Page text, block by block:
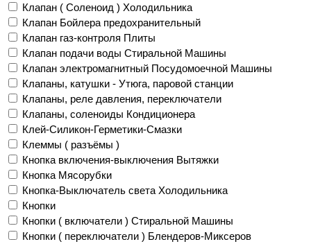
Клапан ( Соленоид ) Холодильника
Клапан Бойлера предохранительный
Клапан газ-контроля Плиты
Клапан подачи воды Стиральной Машины
Клапан электромагнитный Посудомоечной Машины
Клапаны, катушки - Утюга, паровой станции
Клапаны, реле давления, переключатели
Клапаны, соленоиды Кондиционера
Клей-Силикон-Герметики-Смазки
Клеммы ( разъёмы )
Кнопка включения-выключения Вытяжки
Кнопка Мясорубки
Кнопка-Выключатель света Холодильника
Кнопки
Кнопки ( включатели ) Стиральной Машины
Кнопки ( переключатели ) Блендеров-Миксеров